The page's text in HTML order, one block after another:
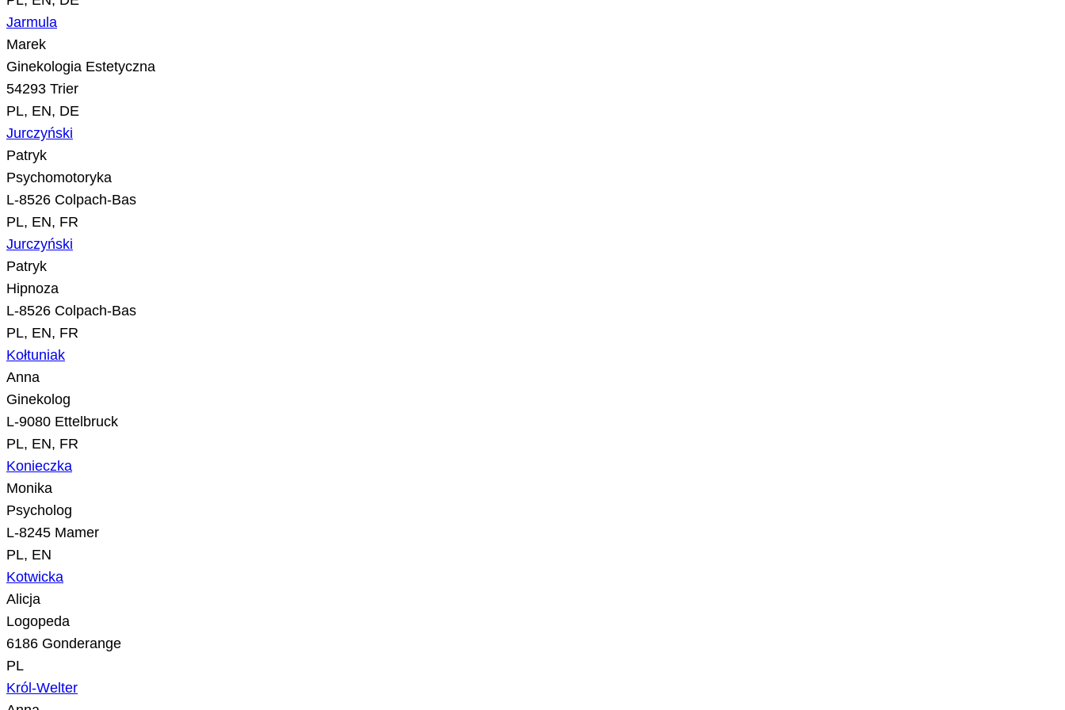
Jarmula
Marek
Ginekologia Estetyczna
54293 Trier
PL, EN, DE
Jurczyński
Patryk
Psychomotoryka
L-8526 Colpach-Bas
PL, EN, FR
Jurczyński
Patryk
Hipnoza
L-8526 Colpach-Bas
PL, EN, FR
Kołtuniak
Anna
Ginekolog
L-9080 Ettelbruck
PL, EN, FR
Konieczka
Monika
Psycholog
L-8245 Mamer
PL, EN
Kotwicka
Alicja
Logopeda
6186 Gonderange
PL
Król-Welter